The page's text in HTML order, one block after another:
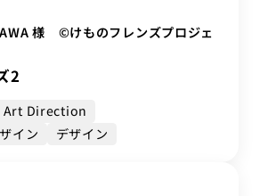
様 ©けものフレンズプロジェ
2
Art Direction
イン
デザイン